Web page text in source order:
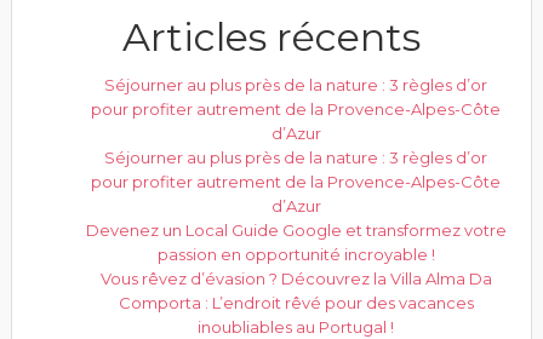
Articles récents
Séjourner au plus près de la nature : 3 règles d’or
pour profiter autrement de la Provence-Alpes-Côte
d’Azur
Séjourner au plus près de la nature : 3 règles d’or
pour profiter autrement de la Provence-Alpes-Côte
d’Azur
Devenez un Local Guide Google et transformez votre
passion en opportunité incroyable !
Vous rêvez d’évasion ? Découvrez la Villa Alma Da
Comporta : L’endroit rêvé pour des vacances
inoubliables au Portugal !